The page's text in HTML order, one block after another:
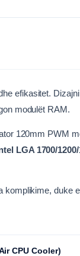
efikasitet.
modulët RAM.
120mm PWM
LGA 1700/
duke
CPU Cooler)